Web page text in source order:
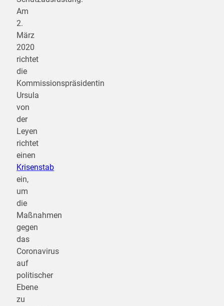
Am
2.
März
2020
richtet
die
Kommissionspräsidentin
Ursula
von
der
Leyen
richtet
einen
Krisenstab
ein,
um
die
Maßnahmen
gegen
das
Coronavirus
auf
politischer
Ebene
zu